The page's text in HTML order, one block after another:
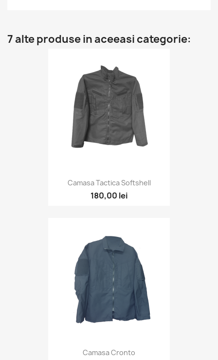
7 alte produse in aceeasi categorie:
Camasa Tactica Softshell
180,00 lei
Camasa Cronto